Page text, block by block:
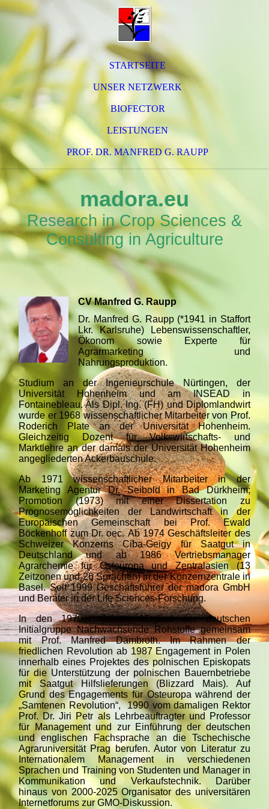
STARTSEITE
UNSER NETZWERK
BIOFECTOR
LEISTUNGEN
PROF. DR. MANFRED G. RAUPP
madora.eu
Research in Crop Sciences &
Consulting in Agriculture
CV Manfred G. Raupp
Dr. Manfred G. Raupp (*1941 in Staffort
Lkr. Karlsruhe) Lebenswissenschaftler,
Ökonom sowie Experte für
Agrarmarketing und
Nahrungsproduktion.
Studium an der Ingenieurschule Nürtingen, der
Universität Hohenheim und am INSEAD in
Fontainebleau. Als Dipl. Ing. (FH) und Diplomlandwirt
wurde er 1968 wissenschaftlicher Mitarbeiter von Prof.
Roderich Plate an der Universität Hohenheim.
Gleichzeitig Dozent für Volkswirtschafts- und
Marktlehre an der damals der Universität Hohenheim
angegliederten Ackerbauschule.
Ab 1971 wissenschaftlicher Mitarbeiter in der
Marketing Agentur Dr. Seibold in Bad Dürkheim;
Promotion (1973) mit einer Dissertation zu
Prognosemöglichkeiten der Landwirtschaft in der
Europäischen Gemeinschaft bei Prof. Ewald
Böckenhoff zum Dr. oec. Ab 1974 Geschäftsleiter des
Schweizer Konzerns Ciba-Geigy für Saatgut in
Deutschland und ab 1986 Vertriebsmanager
Agrarchemie für Osteuropa und Zentralasien (13
Zeitzonen und 26 Sprachen) in der Konzernzentrale in
Basel. Seit 1999 Geschäftsführer der madora GmbH
und Berater in der Life Sciences-Forschung.
In den 1970er Jahren Mitglied der deutschen
Initialgruppe Nachwachsende Rohstoffe gemeinsam
mit Prof. Manfred Dambroth. Im Rahmen der
friedlichen Revolution ab 1987 Engagement in Polen
innerhalb eines Projektes des polnischen Episkopats
für die Unterstützung der polnischen Bauernbetriebe
mit Saatgut Hilfslieferungen (Blizzard Mais). Auf
Grund des Engagements für Osteuropa während der
„Samtenen Revolution“, 1990 vom damaligen Rektor
Prof. Dr. Jiri Petr als Lehrbeauftragter und Professor
für Management und zur Einführung der deutschen
und englischen Fachsprache an die Tschechische
Agraruniversität Prag berufen. Autor von Literatur zu
Internationalem Management in verschiedenen
Sprachen und Training von Studenten und Manager in
Kommunikation und Verkaufstechnik. Darüber
hinaus von 2000-2025 Organisator des universitären
Internetforums zur GMO-Diskussion.